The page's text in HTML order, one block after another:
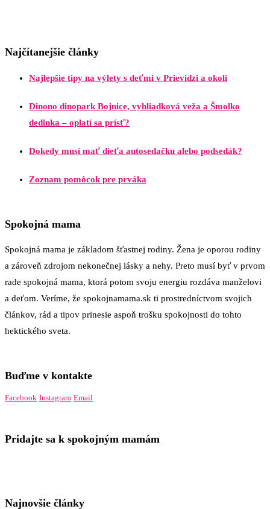
Najčítanejšie články
Najlepšie tipy na výlety s deťmi v Prievidzi a okolí
Dinono dinopark Bojnice, vyhliadková veža a Šmolko
dedinka – oplatí sa prísť?
Dokedy musí mať dieťa autosedačku alebo podsedák?
Zoznam pomôcok pre prváka
Spokojná mama
Spokojná mama je základom šťastnej rodiny. Žena je oporou rodiny
a zároveň zdrojom nekonečnej lásky a nehy. Preto musí byť v prvom
rade spokojná mama, ktorá potom svoju energiu rozdáva manželovi
a deťom. Veríme, že spokojnamama.sk ti prostredníctvom svojich
článkov, rád a tipov prinesie aspoň trošku spokojnosti do tohto
hektického sveta.
Buďme v kontakte
Facebook Instagram Email
Pridajte sa k spokojným mamám
Najnovšie články